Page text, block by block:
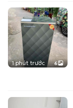
1 phút trước 6